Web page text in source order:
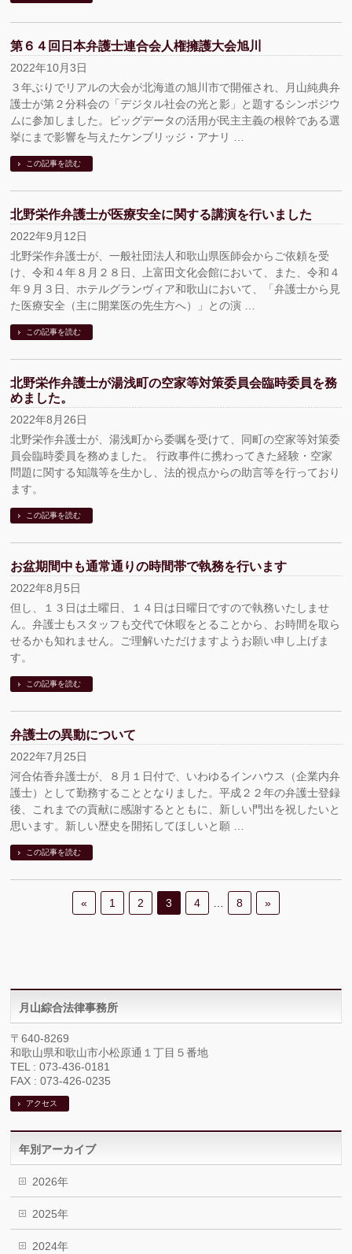
第６４回日本弁護士連合会人権擁護大会旭川
2022年10月3日
３年ぶりでリアルの大会が北海道の旭川市で開催され、月山純典弁
護士が第２分科会の「デジタル社会の光と影」と題するシンポジウ
ムに参加しました。ビッグデータの活用が民主主義の根幹である選
挙にまで影響を与えたケンブリッジ・アナリ …
この記事を読む
北野栄作弁護士が医療安全に関する講演を行いました
2022年9月12日
北野栄作弁護士が、一般社団法人和歌山県医師会からご依頼を受
け、令和４年８月２８日、上富田文化会館において、また、令和４
年９月３日、ホテルグランヴィア和歌山において、「弁護士から見
た医療安全（主に開業医の先生方へ）」との演 …
この記事を読む
北野栄作弁護士が湯浅町の空家等対策委員会臨時委員を務
めました。
2022年8月26日
北野栄作弁護士が、湯浅町から委嘱を受けて、同町の空家等対策委
員会臨時委員を務めました。 行政事件に携わってきた経験・空家
問題に関する知識等を生かし、法的視点からの助言等を行っており
ます。
この記事を読む
お盆期間中も通常通りの時間帯で執務を行います
2022年8月5日
但し、１３日は土曜日、１４日は日曜日ですので執務いたしませ
ん。弁護士もスタッフも交代で休暇をとることから、お時間を取ら
せるかも知れません。ご理解いただけますようお願い申し上げま
す。
この記事を読む
弁護士の異動について
2022年7月25日
河合佑香弁護士が、８月１日付で、いわゆるインハウス（企業内弁
護士）として勤務することとなりました。平成２２年の弁護士登録
後、これまでの貢献に感謝するとともに、新しい門出を祝したいと
思います。新しい歴史を開拓してほしいと願 …
この記事を読む
« 1 2 3 4 8 »
月山綜合法律事務所
〒640-8269
和歌山県和歌山市小松原通１丁目５番地
TEL : 073-436-0181
FAX : 073-426-0235
アクセス
年別アーカイブ
2026年
2025年
2024年